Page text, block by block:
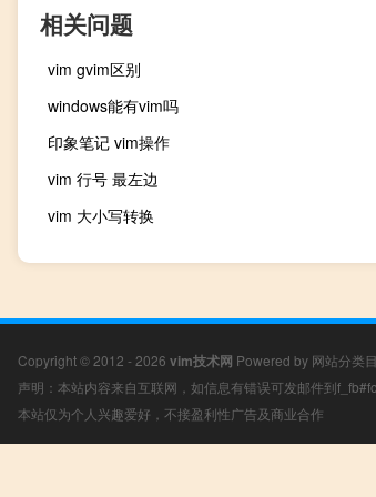
相关问题
vim gvim区别
windows能有vim吗
印象笔记 vim操作
vim 行号 最左边
vim 大小写转换
Copyright © 2012 - 2026 vim技术网 Powered by 网站分类
声明：本站内容来自互联网，如信息有错误可发邮件到
本站仅为个人兴趣爱好，不接盈利性广告及商业合作